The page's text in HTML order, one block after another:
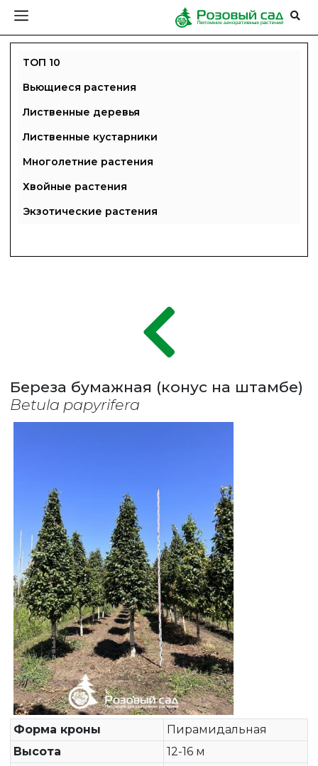
ТОП 10
Вьющиеся растения
Лиственные деревья
Лиственные кустарники
Многолетние растения
Хвойные растения
Экзотические растения
Береза бумажная (конус на штамбе)
Betula papyrifera
Форма кроны
Пирамидальная
Высота
12-16 м